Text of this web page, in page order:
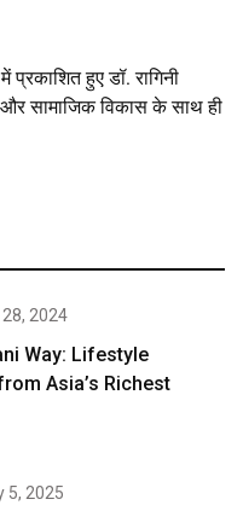
हुए डॉ. रागिनी
और सामाजिक विकास के साथ ही
2024
Way: Lifestyle
Asia’s Richest
5, 2025